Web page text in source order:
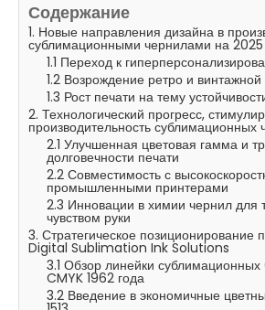
Содержание
1. Новые направления дизайна в
сублимационными чернилами на 2025
1.1 Переход к
1.2 Возрождение ретро и
1.3 Рост печати на тему
2. Технологический прогресс,
производительность сублимационных
2.1 Улучшенная цветовая гамма и
долговечности печати
2.2 Совместимость с
промышленными принтерами
2.3 Инновации в химии чернил для
чувством руки
3. Стратегическое позиционирование
Digital Sublimation Ink Solutions
3.1 Обзор линейки сублимационных
CMYK 1962 года
3.2 Введение в экономичные